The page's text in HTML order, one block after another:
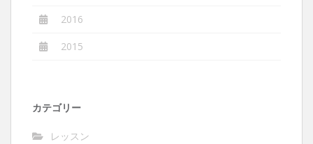
2016
2015
カテゴリー
レッスン